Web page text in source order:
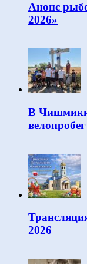
Анонс
2026»
В
2026